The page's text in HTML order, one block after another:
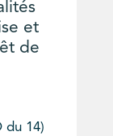
et
de
du 14)